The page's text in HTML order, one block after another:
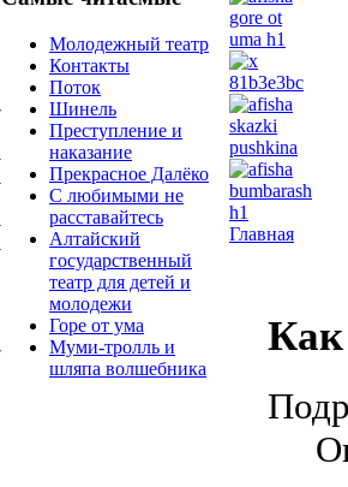
Молодежный театр
Контакты
Поток
Шинель
Преступление и
наказание
Прекрасное Далёко
С любимыми не
расставайтесь
Алтайский
государственный
театр для детей и
молодежи
Горе от ума
Муми-тролль и
шляпа волшебника
Главная
Как